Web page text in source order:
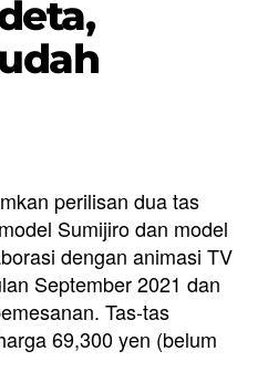
perilisan dua tas
Sumijiro dan model
dengan animasi TV
September 2021 dan
Tas-tas
69,300 yen (belum